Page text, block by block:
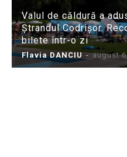
Valul de căldură a
Ștrandul Codrișor.
bilete într-o zi
Flavia DANCIU - august